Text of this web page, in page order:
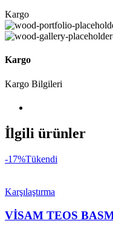
Kargo
Kargo
Kargo Bilgileri
İlgili ürünler
-17%Tükendi
Karşılaştırma
VİSAM TEOS